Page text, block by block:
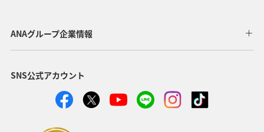
ANAグループ企業情報
SNS公式アカウント